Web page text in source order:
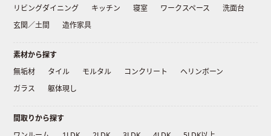
リビングダイニング
キッチン 寝室 ワークスペース
洗面台
玄関／土間
造作家具
素材から探す
無垢材
タイル モルタル コンクリート
ヘリンボーン
ガラス
躯体現し
間取りから探す